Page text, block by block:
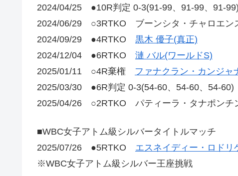
2024/04/25 ●10R判定 0-3(91-99、91-99、91-
2024/06/29 ○3RTKO ブーンシタ・チャロエン
2024/09/29 ●4RTKO 黒木 優子(真正)
2024/12/04 ●6RTKO 漣 バル(ワールドS)
2025/01/11 ○4R棄権 ファナクラン・カンジャ
2025/03/30 ●6R判定 0-3(54-60、54-60、54-60)
2025/04/26 ○2RTKO パティーラ・タナポンチ
■WBC女子アトム級シルバータイトルマッチ
2025/07/26 ●5RTKO エスネイディー・ロドリ
※WBC女子アトム級シルバー王座挑戦